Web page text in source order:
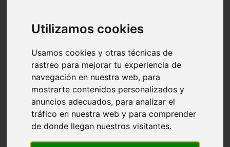
Utilizamos cookies
Usamos cookies y otras técnicas de
rastreo para mejorar tu experiencia de
navegación en nuestra web, para
mostrarte contenidos personalizados y
anuncios adecuados, para analizar el
tráfico en nuestra web y para comprender
de donde llegan nuestros visitantes.
Santa-cruz-de-tenerife - los-llanos-de-aridane
Cantabria - suances
Granada - monachil
Huesca - isábena
Huesca - alquézar
Huesca - castejón-de-sos
Sevilla - marinaleda
Córdoba - almedinilla
Navarra - zangoza
Cantabria - arenas-de-iguña
Barcelona - la-pobla-de-lillet